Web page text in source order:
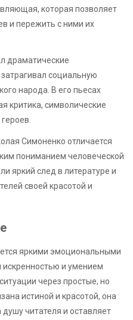
которая позволяет
и пережить с ними их
драматические
социальную
народа. В его пьесах
критика, символические
Симоненко отличается
пониманием человеческой
яркий след в литературе и
своей красотой и
яркими эмоциональными
искренностью и умением
через простые, но
истиной и красотой, она
читателя и оставляет